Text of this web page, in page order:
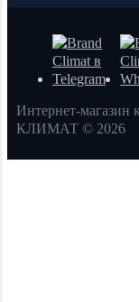
Интернет-магазин
КЛИМАТ © 2026